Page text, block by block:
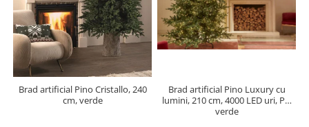
Brad artificial Pino Cristallo, 240
cm, verde
Brad artificial Pino Luxury cu
lumini, 210 cm, 4000 LED uri, PE,
verde